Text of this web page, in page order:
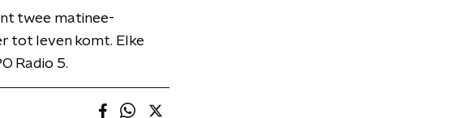
twee matinee-
tot leven komt. Elke
Radio 5.